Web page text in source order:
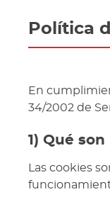
Política
En
34/2002 de
1) Qué
Las cookies